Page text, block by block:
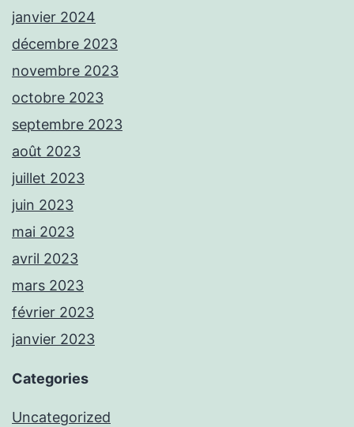
janvier 2024
décembre 2023
novembre 2023
octobre 2023
septembre 2023
août 2023
juillet 2023
juin 2023
mai 2023
avril 2023
mars 2023
février 2023
janvier 2023
Categories
Uncategorized